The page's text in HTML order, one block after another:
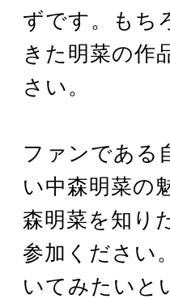
ずです。もち
きた明菜の作
さい。
ファンである
い中森明菜の
森明菜を知り
参加ください
いてみたいと